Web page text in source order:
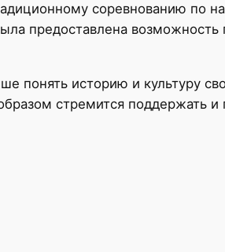
соревнованию по
предоставлена
понять историю и культуру
стремится поддержать